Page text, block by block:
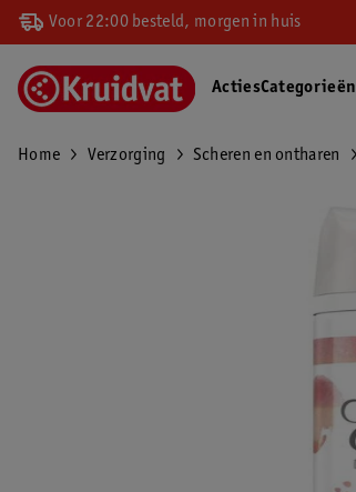
Voor 22:00 besteld, morgen in huis
ActiesCategorieën
Home Verzorging Scheren en ontharen